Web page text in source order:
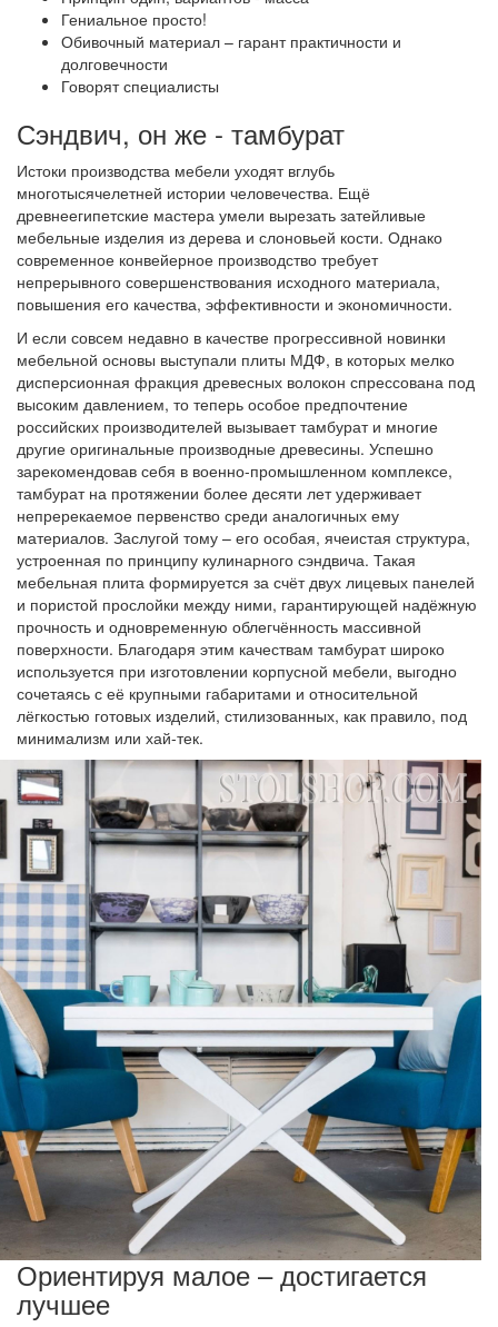
Гениальное просто!
Обивочный материал – гарант практичности и
долговечности
Говорят специалисты
Сэндвич, он же - тамбурат
Истоки производства мебели уходят вглубь
многотысячелетней истории человечества. Ещё
древнеегипетские мастера умели вырезать затейливые
мебельные изделия из дерева и слоновьей кости. Однако
современное конвейерное производство требует
непрерывного совершенствования исходного материала,
повышения его качества, эффективности и экономичности.
И если совсем недавно в качестве прогрессивной новинки
мебельной основы выступали плиты МДФ, в которых мелко
дисперсионная фракция древесных волокон спрессована под
высоким давлением, то теперь особое предпочтение
российских производителей вызывает тамбурат и многие
другие оригинальные производные древесины. Успешно
зарекомендовав себя в военно-промышленном комплексе,
тамбурат на протяжении более десяти лет удерживает
непререкаемое первенство среди аналогичных ему
материалов. Заслугой тому – его особая, ячеистая структура,
устроенная по принципу кулинарного сэндвича. Такая
мебельная плита формируется за счёт двух лицевых панелей
и пористой прослойки между ними, гарантирующей надёжную
прочность и одновременную облегчённость массивной
поверхности. Благодаря этим качествам тамбурат широко
используется при изготовлении корпусной мебели, выгодно
сочетаясь с её крупными габаритами и относительной
лёгкостью готовых изделий, стилизованных, как правило, под
минимализм или хай-тек.
Ориентируя малое – достигается
лучшее